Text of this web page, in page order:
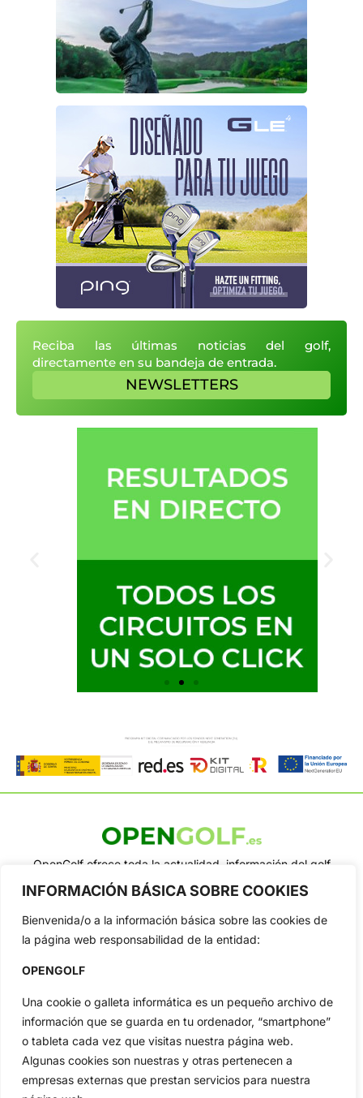
INFORMACIÓN BÁSICA SOBRE COOKIES
Bienvenida/o a la información básica sobre las cookies de
la página web responsabilidad de la entidad:
OPENGOLF
Una cookie o galleta informática es un pequeño archivo de
información que se guarda en tu ordenador, “smartphone”
o tableta cada vez que visitas nuestra página web.
Algunas cookies son nuestras y otras pertenecen a
empresas externas que prestan servicios para nuestra
Reciba las últimas noticias del golf,
directamente en su bandeja de entrada.
NEWSLETTERS
OpenGolf ofrece toda la actualidad, información del golf
profesional y amateur, resultados en directo, vídeos, noticias,
Jon Rahm, LIV Golf, PGA Tour, Ryder Cup, DP World Tour, LPGA
Categorias
Actualidad
Amateurs
Circuitos
Especiales
Reglas
Vídeos
De Interés
Compañía
Aviso Legal